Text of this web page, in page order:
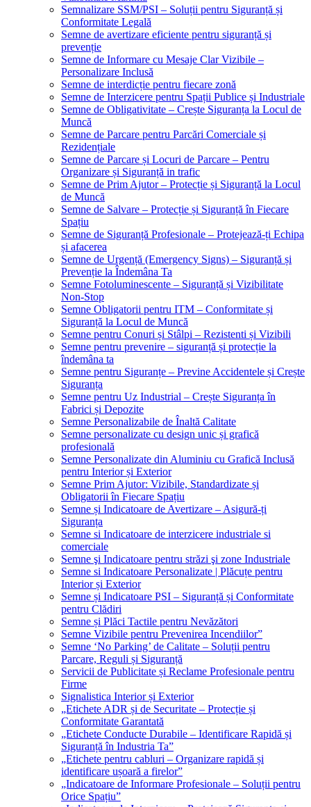
Semnalizare SSM/PSI – Soluții pentru Siguranță și
Conformitate Legală
Semne de avertizare eficiente pentru siguranță și
prevenție
Semne de Informare cu Mesaje Clar Vizibile –
Personalizare Inclusă
Semne de interdicție pentru fiecare zonă
Semne de Interzicere pentru Spații Publice și Industriale
Semne de Obligativitate – Crește Siguranța la Locul de
Muncă
Semne de Parcare pentru Parcări Comerciale și
Rezidențiale
Semne de Parcare și Locuri de Parcare – Pentru
Organizare și Siguranță in trafic
Semne de Prim Ajutor – Protecție și Siguranță la Locul
de Muncă
Semne de Salvare – Protecție și Siguranță în Fiecare
Spațiu
Semne de Siguranță Profesionale – Protejează-ți Echipa
și afacerea
Semne de Urgență (Emergency Signs) – Siguranță și
Prevenție la Îndemâna Ta
Semne Fotoluminescente – Siguranță și Vizibilitate
Non-Stop
Semne Obligatorii pentru ITM – Conformitate și
Siguranță la Locul de Muncă
Semne pentru Conuri și Stâlpi – Rezistenti și Vizibili
Semne pentru prevenire – siguranță și protecție la
îndemâna ta
Semne pentru Siguranțe – Previne Accidentele și Crește
Siguranța
Semne pentru Uz Industrial – Crește Siguranța în
Fabrici și Depozite
Semne Personalizabile de Înaltă Calitate
Semne personalizate cu design unic și grafică
profesională
Semne Personalizate din Aluminiu cu Grafică Inclusă
pentru Interior și Exterior
Semne Prim Ajutor: Vizibile, Standardizate și
Obligatorii în Fiecare Spațiu
Semne și Indicatoare de Avertizare – Asigură-ți
Siguranța
Semne si Indicatoare de interzicere industriale si
comerciale
Semne şi Indicatoare pentru străzi şi zone Industriale
Semne si Indicatoare Personalizate | Plăcuțe pentru
Interior și Exterior
Semne și Indicatoare PSI – Siguranță și Conformitate
pentru Clădiri
Semne și Plăci Tactile pentru Nevăzători
Semne Vizibile pentru Prevenirea Incendiilor”
Semne ‘No Parking’ de Calitate – Soluții pentru
Parcare, Reguli și Siguranță
Servicii de Publicitate și Reclame Profesionale pentru
Firme
Signalistica Interior și Exterior
„Etichete ADR și de Securitate – Protecție și
Conformitate Garantată
„Etichete Conducte Durabile – Identificare Rapidă și
Siguranță în Industria Ta”
„Etichete pentru cabluri – Organizare rapidă și
identificare ușoară a firelor”
„Indicatoare de Informare Profesionale – Soluții pentru
Orice Spațiu”